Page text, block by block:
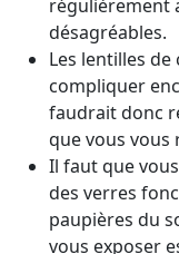
régulièrement
désagréables.
Les lentilles
compliquer
faudrait donc
que vous vous
Il faut que
des verres
paupières du
vous exposer